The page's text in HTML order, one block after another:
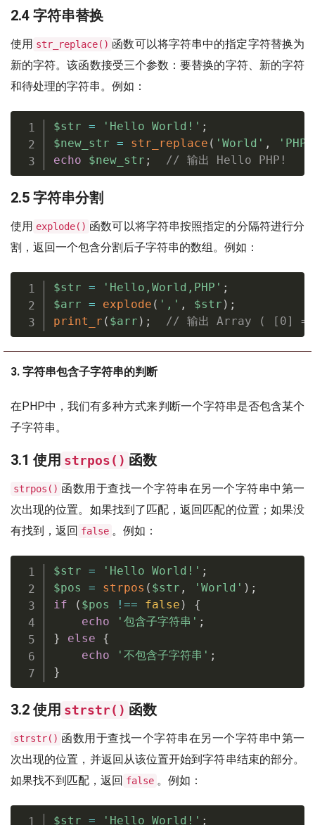
2.4 字符串替换
使用 str_replace() 函数可以将字符串中的指定字符替换为
新的字符。该函数接受三个参数：要替换的字符、新的字符
和待处理的字符串。例如：
$str = 'Hello World!' ;
$new_str = str_replace ( 'World' , 'PHP'
echo
$new_str ; // 输出 Hello PHP!
2.5 字符串分割
使用 explode() 函数可以将字符串按照指定的分隔符进行分
割，返回一个包含分割后子字符串的数组。例如：
$str = 'Hello,World,PHP' ;
$arr = explode ( ',' , $str ) ;
print_r ( $arr ) ; // 输出 Array ( [0]
3. 字符串包含子字符串的判断
在PHP中，我们有多种方式来判断一个字符串是否包含某个
子字符串。
3.1 使用 strpos() 函数
strpos() 函数用于查找一个字符串在另一个字符串中第一
次出现的位置。如果找到了匹配，返回匹配的位置；如果没
有找到，返回 false 。例如：
$str = 'Hello World!' ;
$pos
= strpos ( $str , 'World' ) ;
if
( $pos !== false )
{
echo
'包含子字符串' ;
}
else
{
echo
'不包含子字符串' ;
}
3.2 使用 strstr() 函数
strstr() 函数用于查找一个字符串在另一个字符串中第一
次出现的位置，并返回从该位置开始到字符串结束的部分。
如果找不到匹配，返回 false 。例如：
$str = 'Hello World!' ;